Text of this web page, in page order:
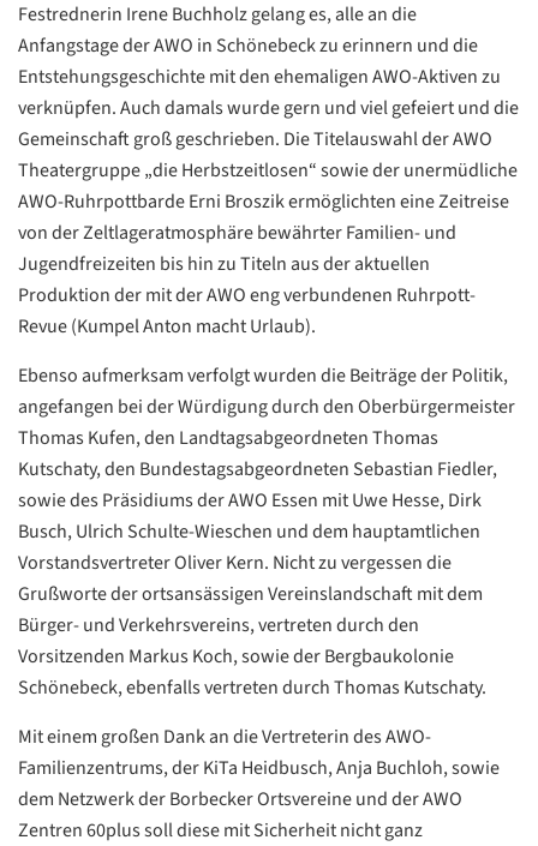
Festrednerin Irene Buchholz gelang es, alle an die
Anfangstage der AWO in Schönebeck zu erinnern und die
Entstehungsgeschichte mit den ehemaligen AWO-Aktiven zu
verknüpfen. Auch damals wurde gern und viel gefeiert und die
Gemeinschaft groß geschrieben. Die Titelauswahl der AWO
Theatergruppe „die Herbstzeitlosen“ sowie der unermüdliche
AWO-Ruhrpottbarde Erni Broszik ermöglichten eine Zeitreise
von der Zeltlageratmosphäre bewährter Familien- und
Jugendfreizeiten bis hin zu Titeln aus der aktuellen
Produktion der mit der AWO eng verbundenen Ruhrpott-
Revue (Kumpel Anton macht Urlaub).
Ebenso aufmerksam verfolgt wurden die Beiträge der Politik,
angefangen bei der Würdigung durch den Oberbürgermeister
Thomas Kufen, den Landtagsabgeordneten Thomas
Kutschaty, den Bundestagsabgeordneten Sebastian Fiedler,
sowie des Präsidiums der AWO Essen mit Uwe Hesse, Dirk
Busch, Ulrich Schulte-Wieschen und dem hauptamtlichen
Vorstandsvertreter Oliver Kern. Nicht zu vergessen die
Grußworte der ortsansässigen Vereinslandschaft mit dem
Bürger- und Verkehrsvereins, vertreten durch den
Vorsitzenden Markus Koch, sowie der Bergbaukolonie
Schönebeck, ebenfalls vertreten durch Thomas Kutschaty.
Mit einem großen Dank an die Vertreterin des AWO-
Familienzentrums, der KiTa Heidbusch, Anja Buchloh, sowie
dem Netzwerk der Borbecker Ortsvereine und der AWO
Zentren 60plus soll diese mit Sicherheit nicht ganz
Datenschutzerklärung
ZURÜCK
Datenschutzerklärung
Google
Datenschutzerklärung
Übersetzen
/
Translate
ZURÜCK